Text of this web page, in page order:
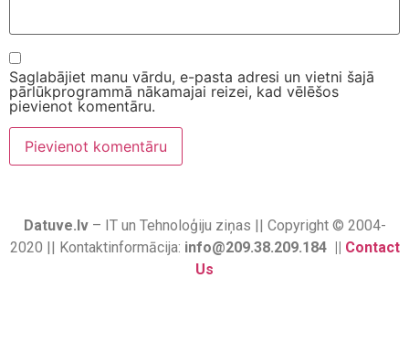
Saglabājiet manu vārdu, e-pasta adresi un vietni šajā
pārlūkprogrammā nākamajai reizei, kad vēlēšos
pievienot komentāru.
Datuve.lv– IT un Tehnoloģiju ziņas || Copyright © 2004-
2020 || Kontaktinformācija: info@209.38.209.184 || Contact
Us